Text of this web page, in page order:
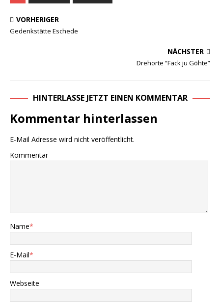
VORHERIGER
Gedenkstätte Eschede
NÄCHSTER
Drehorte “Fack ju Göhte”
HINTERLASSE JETZT EINEN KOMMENTAR
Kommentar hinterlassen
E-Mail Adresse wird nicht veröffentlicht.
Kommentar
Name*
E-Mail*
Webseite